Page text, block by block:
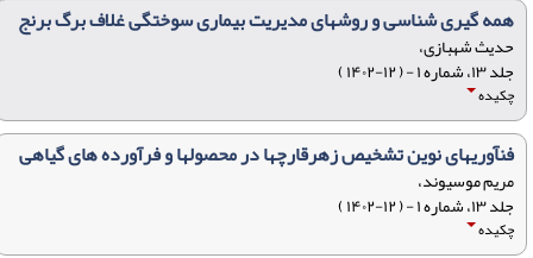
همه گیری شناسی و روشهای مدیریت بیماری سوختگی غلاف برگ برنج
حدیث شهبازی،
جلد ۱۳، شماره ۱ - ( ۱۲-۱۴۰۲ )
چکیده
فنآوریهای نوین تشخیص زهرقارچها در محصولها و فرآورده های گیاهی
مریم موسیوند،
جلد ۱۳، شماره ۱ - ( ۱۲-۱۴۰۲ )
چکیده